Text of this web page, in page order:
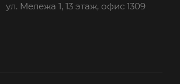
ул. Мележа 1, 13 этаж, офис 1309